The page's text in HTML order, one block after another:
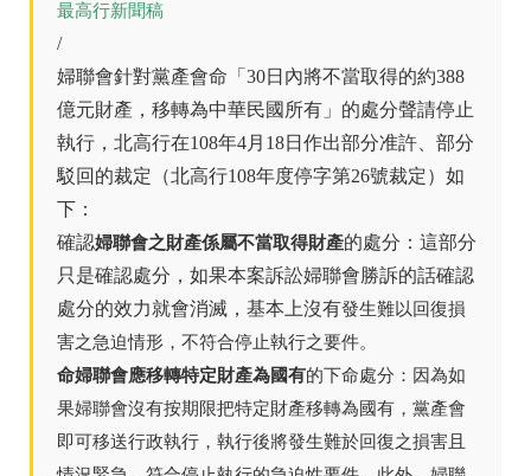
最高行新聞稿
/
婦聯會針對黨產會命「30日內將不當取得的約388
億元財產，移轉為中華民國所有」的處分聲請停止
執行，北高行在108年4月18日作出部分准許、部分
駁回的裁定（北高行108年度停字第26號裁定）如
下：
確認婦聯會之財產係屬不當取得財產的處分：這部分
只是確認處分，如果本案訴訟婦聯會勝訴的話確認
處分的效力就會消滅，基本上沒有發生難以回復損
害之急迫情形，不符合停止執行之要件。
命婦聯會應移轉特定財產為國有的下命處分：因為如
果婦聯會沒有按期限把特定財產移轉為國有，黨產會
即可移送行政執行，執行後將發生難於回復之損害且